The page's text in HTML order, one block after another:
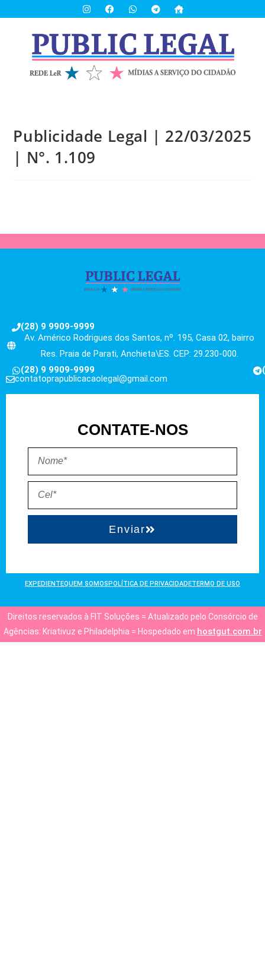
Publicidade Legal | 22/03/2025
| N°. 1.109
(28) 9 9909-9999
Av. Américo Rodrigues dos Santos, nº. 195, Casa 02, bairro
Res. Praia de Parati, Anchieta\ES. CEP: 29.230-000.
(28) 9 9909-9999
contatoprapublicacaolegal@gmail.com
CONTATE-NOS
Enviar
EXPEDIENTEQUEM SOMOSPOLÍTICA DE PRIVACIDADETERMO DE USO
Direitos reservados à FIT Soluções = Atualizado pelo Consórcio de
Agências: Kriativuz e Philadelphia = Hospedado em hostgut.com.br